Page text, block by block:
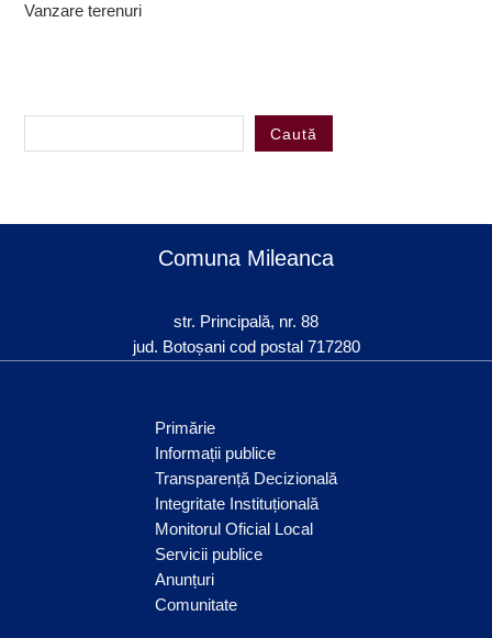
Vanzare terenuri
Caută
Comuna Mileanca
str. Principală, nr. 88
jud. Botoșani cod postal 717280
Primărie
Informații publice
Transparență Decizională
Integritate Instituțională
Monitorul Oficial Local
Servicii publice
Anunțuri
Comunitate